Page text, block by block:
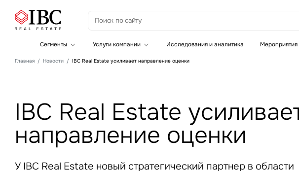
Сегменты
Складская недвижимость
Услуги компании
Земельные активы и девелопмент
Торговая недвижимость
Стратегический консалтинг
Оценка
Управление проектами строительства
Исследования и аналитика Мероприятия
Главная Новости IBC Real Estate усиливает направление оценки
IBC Real Estate
направление оценки
У IBC Real Estate новый стратегический партнер в области
Заказать
Это обязательное поле